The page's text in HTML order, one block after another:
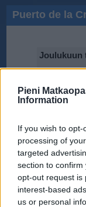
Pieni
Information
If you wish to
processing of
targeted
section to
opt-out request is
interest-based
us or personal
Puerto de la
Joulukuun
15℃
20℃